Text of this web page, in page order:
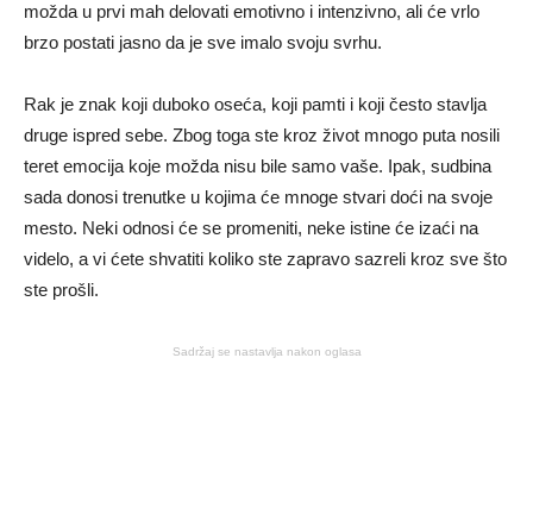
možda u prvi mah delovati emotivno i intenzivno, ali će vrlo
brzo postati jasno da je sve imalo svoju svrhu.
Rak je znak koji duboko oseća, koji pamti i koji često stavlja
druge ispred sebe. Zbog toga ste kroz život mnogo puta nosili
teret emocija koje možda nisu bile samo vaše. Ipak, sudbina
sada donosi trenutke u kojima će mnoge stvari doći na svoje
mesto. Neki odnosi će se promeniti, neke istine će izaći na
videlo, a vi ćete shvatiti koliko ste zapravo sazreli kroz sve što
ste prošli.
Sadržaj se nastavlja nakon oglasa